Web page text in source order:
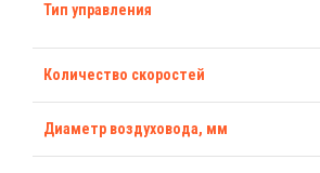
Тип управления
Количество скоростей
Диаметр воздуховода, мм